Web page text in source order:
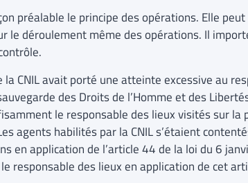
préalable le principe des opérations. Elle peut
le déroulement même des opérations. Il
la CNIL avait porté une atteinte excessive au
des Droits de l’Homme et des
le responsable des lieux visités sur la
agents habilités par la CNIL s’étaient
en application de l’article 44 de la loi du 6
responsable des lieux en application de cet